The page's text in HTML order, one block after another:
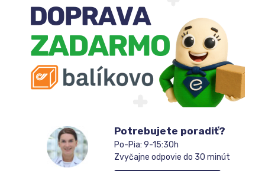
Potrebujete poradiť?
Po-Pia: 9-15:30h
Zvyčajne odpovie do 30 minút